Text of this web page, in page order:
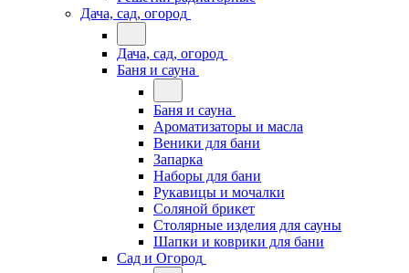
Дача, сад, огород
Дача, сад, огород
Баня и сауна
Баня и сауна
Ароматизаторы и масла
Веники для бани
Запарка
Наборы для бани
Рукавицы и мочалки
Соляной брикет
Столярные изделия для сауны
Шапки и коврики для бани
Сад и Огород